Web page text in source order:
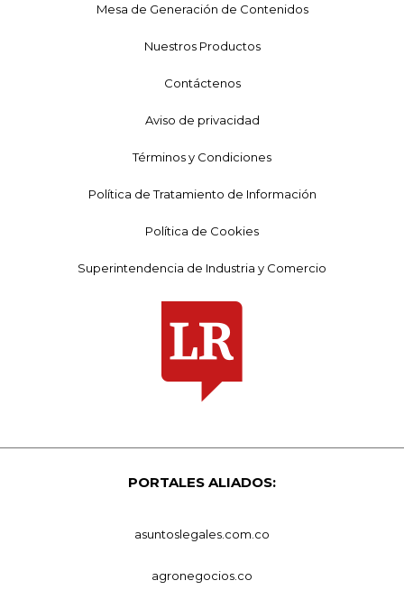
Mesa de Generación de Contenidos
Nuestros Productos
Contáctenos
Aviso de privacidad
Términos y Condiciones
Política de Tratamiento de Información
Política de Cookies
Superintendencia de Industria y Comercio
PORTALES ALIADOS:
asuntoslegales.com.co
agronegocios.co